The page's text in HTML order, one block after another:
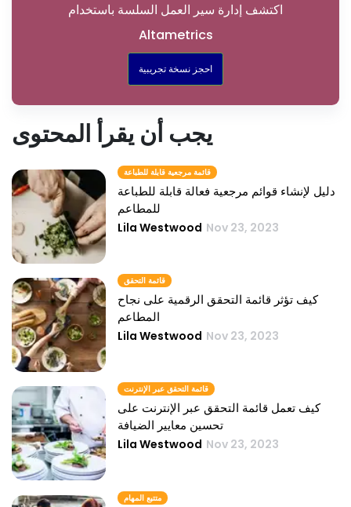
اكتشف إدارة سير العمل السلسة باستخدام
Altametrics
احجز نسخة تجريبية
يجب أن يقرأ المحتوى
قائمة مرجعية قابلة للطباعة
دليل لإنشاء قوائم مرجعية فعالة قابلة للطباعة
للمطاعم
Lila Westwood Nov 23, 2023
قائمة التحقق
كيف تؤثر قائمة التحقق الرقمية على نجاح
المطاعم
Lila Westwood Nov 23, 2023
قائمة التحقق عبر الإنترنت
كيف تعمل قائمة التحقق عبر الإنترنت على
تحسين معايير الضيافة
Lila Westwood Nov 23, 2023
متتبع المهام